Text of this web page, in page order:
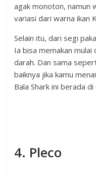
agak monoton, namun
variasi dari warna ikan
Selain itu, dari segi
Ia bisa memakan
darah. Dan sama
baiknya jika kamu
Bala Shark ini berada
4. Pleco